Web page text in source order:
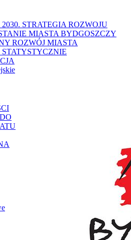
STRATEGIA ROZWOJU
MIASTA BYDGOSZCZY
ROZWÓJ MIASTA